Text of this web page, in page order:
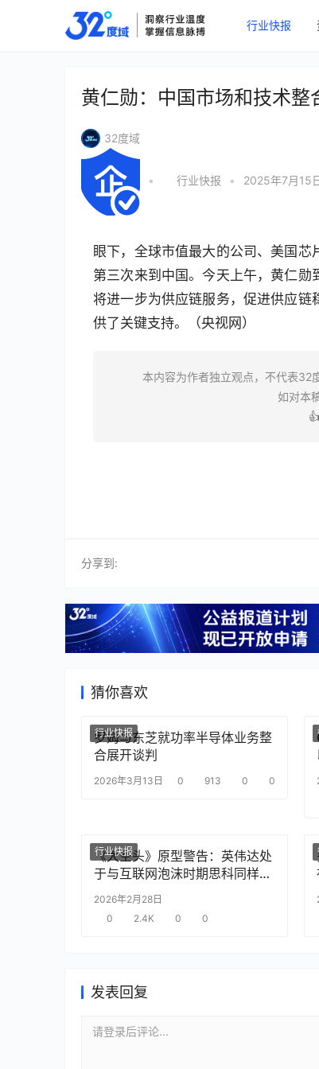
行业快报
黄仁勋：中国市场和技术
32度域
• 行业快报 • 2025年7月15
眼下，全球市值最大的公司、美国
第三次来到中国。今天上午，黄仁
将进一步为供应链服务，促进供应
供了关键支持。（央视网）
本内容为作者独立观点，不代表32
如对本
分享到:
猜你喜欢
行业快报
罗姆与东芝就功率半导体业务整
合展开谈判
2026年3月13日 0 913 0 0
行业快报
《大空头》原型警告：英伟达处
于与互联网泡沫时期思科同样的
“危险境地”
2026年2月28日
0
2.4K 0 0
发表回复
请登录后评论...